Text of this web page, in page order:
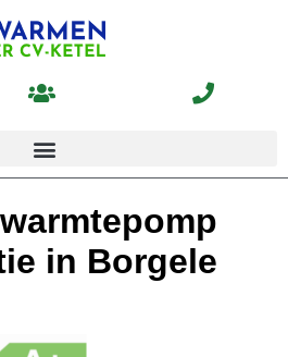
in Borgele